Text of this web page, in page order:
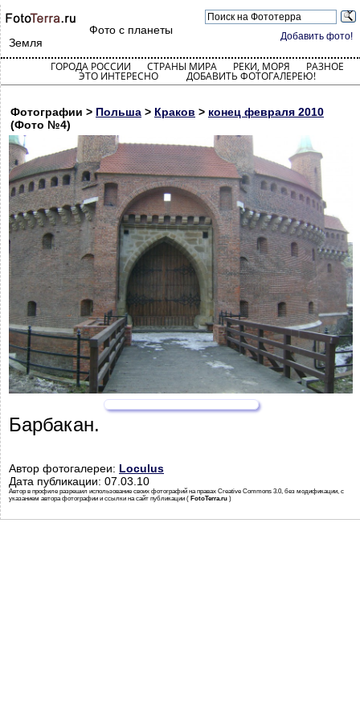
Добавить фото!
Фото с планеты
Земля
ГОРОДА РОССИИ СТРАНЫ МИРА РЕКИ, МОРЯ РАЗНОЕ
ЭТО ИНТЕРЕСНО ДОБАВИТЬ ФОТОГАЛЕРЕЮ!
Фотографии > Польша > Краков > конец февраля 2010
(Фото №4)
Барбакан.
Автор фотогалереи: Loculus
Дата публикации: 07.03.10
Автор в профиле разрешил использование своих фотографий на правах Creative Commons 3.0, без модификации, с
указанием автора фотографии и ссылки на сайт публикации ( FotoTerra.ru )